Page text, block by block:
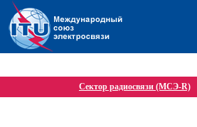
Сектор радиосвязи (МСЭ-R)